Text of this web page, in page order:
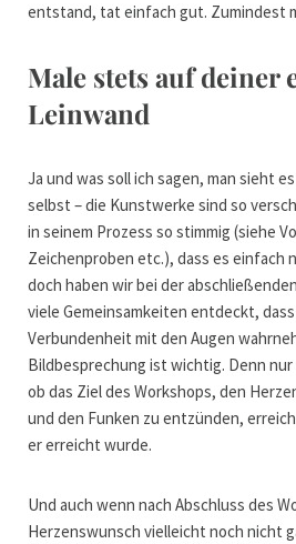
entstand, tat einfach gut. Zumindest
Male stets auf deiner
Leinwand
Ja und was soll ich sagen, man sieht
selbst – die Kunstwerke sind so
in seinem Prozess so stimmig (siehe
Zeichenproben etc.), dass es einfach
doch haben wir bei der
viele Gemeinsamkeiten entdeckt,
Verbundenheit mit den Augen
Bildbesprechung ist wichtig. Denn
ob das Ziel des Workshops, den
und den Funken zu entzünden,
er erreicht wurde.
Und auch wenn nach Abschluss des
Herzenswunsch vielleicht noch nicht